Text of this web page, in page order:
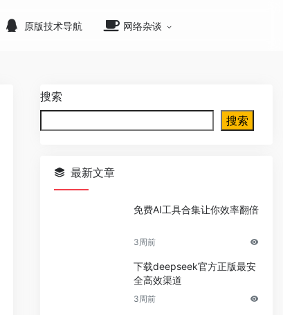
原版技术导航 网络杂谈
搜索
搜索
最新文章
免费AI工具合集让你效率翻倍
3周前
下载deepseek官方正版最安
全高效渠道
3周前